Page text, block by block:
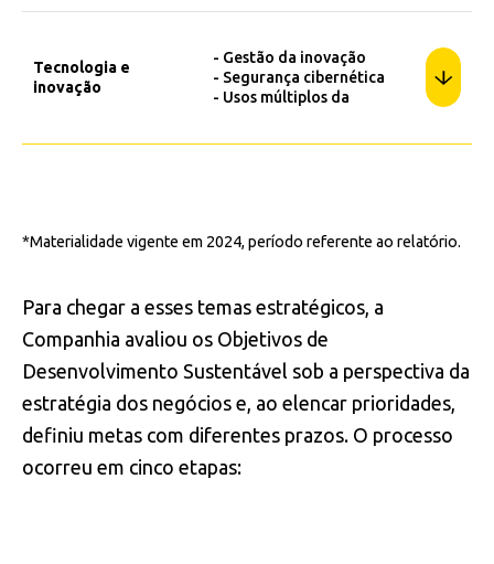
- Produção e logística
a cadeia de valor e
circularidade
ocupacional
Tecnologia e
inovação
- Gestão da inovação
- Segurança cibernética
- Usos múltiplos da
*Materialidade vigente em 2024, período referente ao relatório.
Para chegar a esses temas estratégicos, a
Companhia avaliou os Objetivos de
Desenvolvimento Sustentável sob a perspectiva da
estratégia dos negócios e, ao elencar prioridades,
definiu metas com diferentes prazos. O processo
ocorreu em cinco etapas: